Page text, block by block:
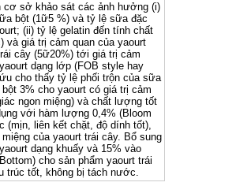
sở khảo sát các ảnh hưởng (i)
bột (1ữ5 %) và tỷ lệ sữa đặc
(ii) tỷ lệ gelatin đến tính chất
giá trị cảm quan của yaourt
cây (5ữ20%) tới giá trị cảm
dạng lớp (FOB style hay
cho thấy tỷ lệ phối trộn của sữa
3% cho yaourt có giá trị cảm
ngon miệng) và chất lượng tốt
với hàm lượng 0,4% (Bloom
(mịn, liên kết chặt, độ dính tốt),
của yaourt trái cây. Bổ sung
dạng khuấy và 15% vào
cho sản phẩm yaourt trái
trúc tốt, không bị tách nước.